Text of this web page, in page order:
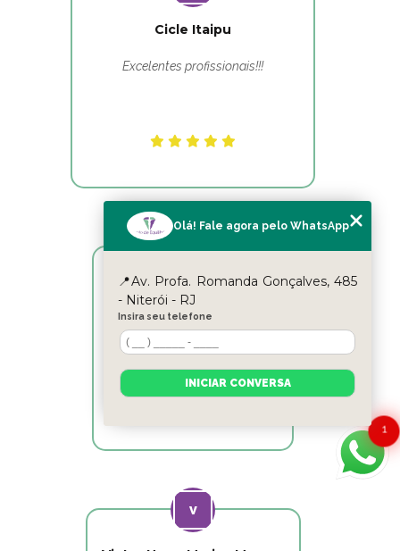
Cicle Itaipu
Excelentes profissionais!!!
Reyslane Fernandes
Excelente equipe!!
1
Olá! Fale agora pelo WhatsApp
📍Av. Profa. Romanda Gonçalves, 485
- Niterói - RJ
Insira seu telefone
INICIAR CONVERSA